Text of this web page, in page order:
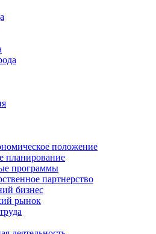
положение
планирование
программы
партнерство
бизнес
рынок